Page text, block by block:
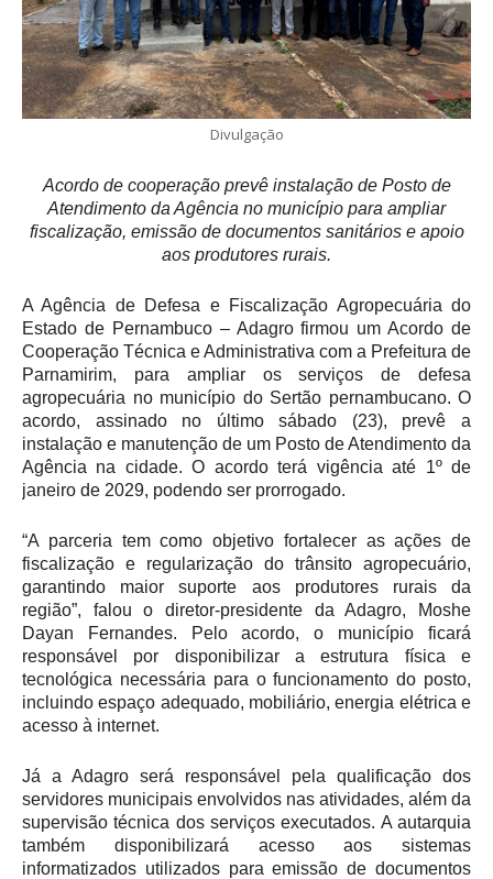
Divulgação
Acordo de cooperação prevê instalação de Posto de
Atendimento da Agência no município para ampliar
fiscalização, emissão de documentos sanitários e apoio
aos produtores rurais.
A Agência de Defesa e Fiscalização Agropecuária do
Estado de Pernambuco – Adagro firmou um Acordo de
Cooperação Técnica e Administrativa com a Prefeitura de
Parnamirim, para ampliar os serviços de defesa
agropecuária no município do Sertão pernambucano. O
acordo, assinado no último sábado (23), prevê a
instalação e manutenção de um Posto de Atendimento da
Agência na cidade. O acordo terá vigência até 1º de
janeiro de 2029, podendo ser prorrogado.
“A parceria tem como objetivo fortalecer as ações de
fiscalização e regularização do trânsito agropecuário,
garantindo maior suporte aos produtores rurais da
região”, falou o diretor-presidente da Adagro, Moshe
Dayan Fernandes. Pelo acordo, o município ficará
responsável por disponibilizar a estrutura física e
tecnológica necessária para o funcionamento do posto,
incluindo espaço adequado, mobiliário, energia elétrica e
acesso à internet.
Já a Adagro será responsável pela qualificação dos
servidores municipais envolvidos nas atividades, além da
supervisão técnica dos serviços executados. A autarquia
também disponibilizará acesso aos sistemas
informatizados utilizados para emissão de documentos